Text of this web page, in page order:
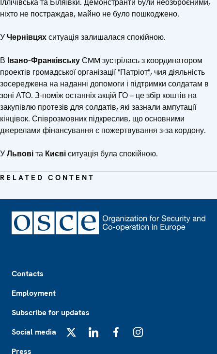
Іллічівська та Біляївки. Демонстранти були неозброєними,
ніхто не постраждав, майно не було пошкоджено.
УЧернівцяхситуація залишалася спокійною.
В Івано-ФранківськуСMM зустрілась з координатором
проектів громадської організації "Патріот", чия діяльність
зосереджена на наданні допомоги і підтримки солдатам в
зоні АТО. З-поміж останніх акцій ГО – це збір коштів на
закупівлю протезів для солдатів, які зазнали ампутації
кінцівок. Співрозмовник підкреслив, що основними
джерелами фінансування є пожертвування з-за кордону.
УЛьвовіта Києвіситуація була спокійною.
RELATED CONTENT
Contacts
Employment
Subscribe for updates
Social media
Press